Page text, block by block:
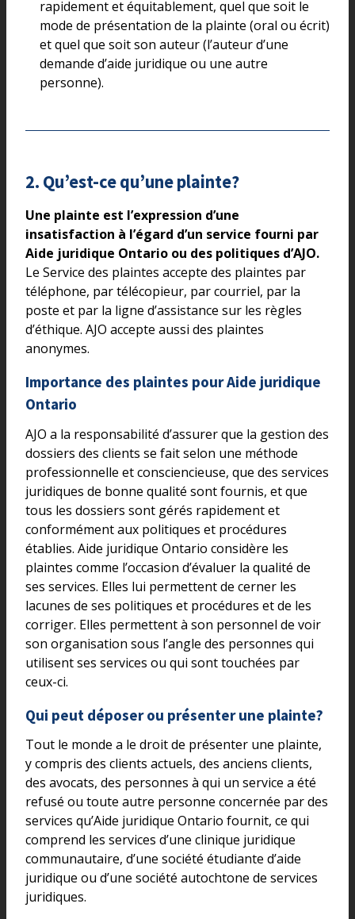
rapidement et équitablement, quel que soit le
mode de présentation de la plainte (oral ou écrit)
et quel que soit son auteur (l’auteur d’une
demande d’aide juridique ou une autre
personne).
2. Qu’est-ce qu’une plainte?
Une plainte est l’expression d’une
insatisfaction à l’égard d’un service fourni par
Aide juridique Ontario ou des politiques d’AJO.
Le Service des plaintes accepte des plaintes par
téléphone, par télécopieur, par courriel, par la
poste et par la ligne d’assistance sur les règles
d’éthique. AJO accepte aussi des plaintes
anonymes.
Importance des plaintes pour Aide juridique
Ontario
AJO a la responsabilité d’assurer que la gestion des
dossiers des clients se fait selon une méthode
professionnelle et consciencieuse, que des services
juridiques de bonne qualité sont fournis, et que
tous les dossiers sont gérés rapidement et
conformément aux politiques et procédures
établies. Aide juridique Ontario considère les
plaintes comme l’occasion d’évaluer la qualité de
ses services. Elles lui permettent de cerner les
lacunes de ses politiques et procédures et de les
corriger. Elles permettent à son personnel de voir
son organisation sous l’angle des personnes qui
utilisent ses services ou qui sont touchées par
ceux-ci.
Qui peut déposer ou présenter une plainte?
Tout le monde a le droit de présenter une plainte,
y compris des clients actuels, des anciens clients,
des avocats, des personnes à qui un service a été
refusé ou toute autre personne concernée par des
services qu’Aide juridique Ontario fournit, ce qui
comprend les services d’une clinique juridique
communautaire, d’une société étudiante d’aide
juridique ou d’une société autochtone de services
juridiques.